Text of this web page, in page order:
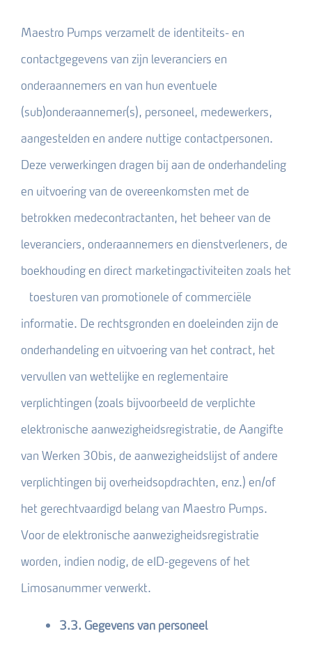
Maestro Pumps verzamelt de identiteits- en
contactgegevens van zijn leveranciers en
onderaannemers en van hun eventuele
(sub)onderaannemer(s), personeel, medewerkers,
aangestelden en andere nuttige contactpersonen.
Deze verwerkingen dragen bij aan de onderhandeling
en uitvoering van de overeenkomsten met de
betrokken medecontractanten, het beheer van de
leveranciers, onderaannemers en dienstverleners, de
boekhouding en direct marketingactiviteiten zoals het
toesturen van promotionele of commerciële
informatie. De rechtsgronden en doeleinden zijn de
onderhandeling en uitvoering van het contract, het
vervullen van wettelijke en reglementaire
verplichtingen (zoals bijvoorbeeld de verplichte
elektronische aanwezigheidsregistratie, de Aangifte
van Werken 30bis, de aanwezigheidslijst of andere
verplichtingen bij overheidsopdrachten, enz.) en/of
het gerechtvaardigd belang van Maestro Pumps.
Voor de elektronische aanwezigheidsregistratie
worden, indien nodig, de eID-gegevens of het
Limosanummer verwerkt.
3.3. Gegevens van personeel